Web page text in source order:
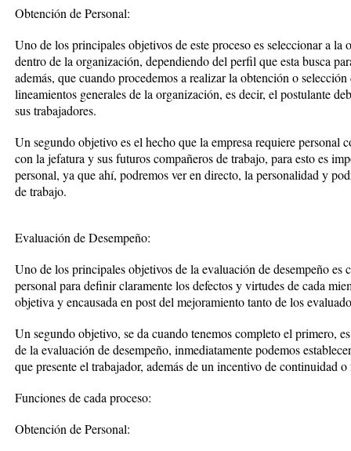
Obtención de Personal:
Uno de los principales objetivos de este proceso es seleccionar a la
dentro de la organización, dependiendo del perfil que esta busca
además, que cuando procedemos a realizar la obtención o
lineamientos generales de la organización, es decir, el postulante
sus trabajadores.
Un segundo objetivo es el hecho que la empresa requiere personal
con la jefatura y sus futuros compañeros de trabajo, para esto es
personal, ya que ahí, podremos ver en directo, la personalidad y
de trabajo.
Evaluación de Desempeño:
Uno de los principales objetivos de la evaluación de desempeño es
personal para definir claramente los defectos y virtudes de cada
objetiva y encausada en post del mejoramiento tanto de los
Un segundo objetivo, se da cuando tenemos completo el primero,
de la evaluación de desempeño, inmediatamente podemos
que presente el trabajador, además de un incentivo de continuidad
Funciones de cada proceso:
Obtención de Personal: